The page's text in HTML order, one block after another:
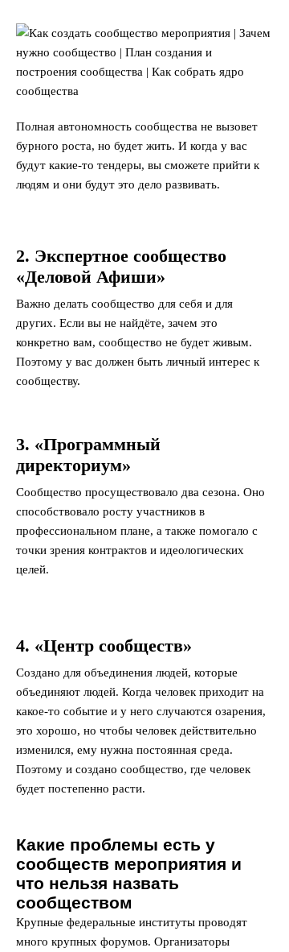
Полная автономность сообщества не вызовет
бурного роста, но будет жить. И когда у вас
будут какие-то тендеры, вы сможете прийти к
людям и они будут это дело развивать.
2. Экспертное сообщество
«Деловой Афиши»
Важно делать сообщество для себя и для
других. Если вы не найдёте, зачем это
конкретно вам, сообщество не будет живым.
Поэтому у вас должен быть личный интерес к
сообществу.
3. «Программный
директориум»
Сообщество просуществовало два сезона. Оно
способствовало росту участников в
профессиональном плане, а также помогало с
точки зрения контрактов и идеологических
целей.
4. «Центр сообществ»
Создано для объединения людей, которые
объединяют людей. Когда человек приходит на
какое-то событие и у него случаются озарения,
это хорошо, но чтобы человек действительно
изменился, ему нужна постоянная среда.
Поэтому и создано сообщество, где человек
будет постепенно расти.
Какие проблемы есть у
сообществ мероприятия и
что нельзя назвать
сообществом
Крупные федеральные институты проводят
много крупных форумов. Организаторы